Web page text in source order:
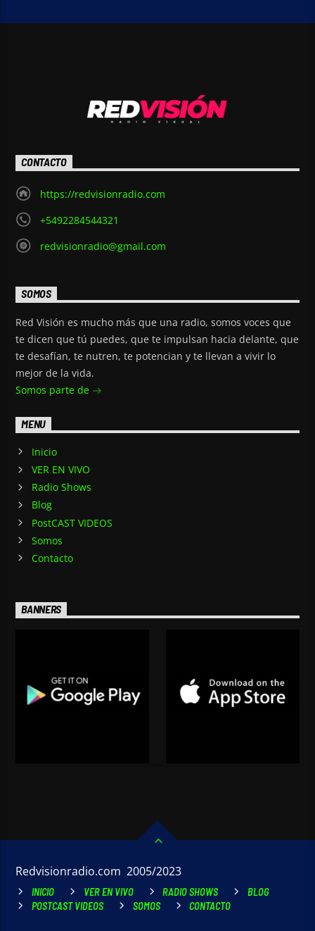
CONTACTO
https://redvisionradio.com
+5492284544321
redvisionradio@gmail.com
SOMOS
Red Visión es mucho más que una radio, somos voces que
te dicen que tú puedes, que te impulsan hacia delante, que
te desafían, te nutren, te potencian y te llevan a vivir lo
mejor de la vida.
Somos parte de
MENU
Inicio
VER EN VIVO
Radio Shows
Blog
PostCAST VIDEOS
Somos
Contacto
BANNERS
Redvisionradio.com 2005/2023
INICIO VER EN VIVO RADIO SHOWS
BLOG
POSTCAST VIDEOS
SOMOS CONTACTO